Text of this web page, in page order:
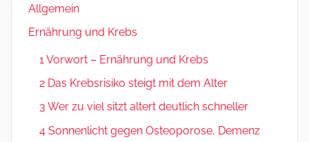
Allgemein
Ernährung und Krebs
1 Vorwort – Ernährung und Krebs
2 Das Krebsrisiko steigt mit dem Alter
3 Wer zu viel sitzt altert deutlich schneller
4 Sonnenlicht gegen Osteoporose, Demenz